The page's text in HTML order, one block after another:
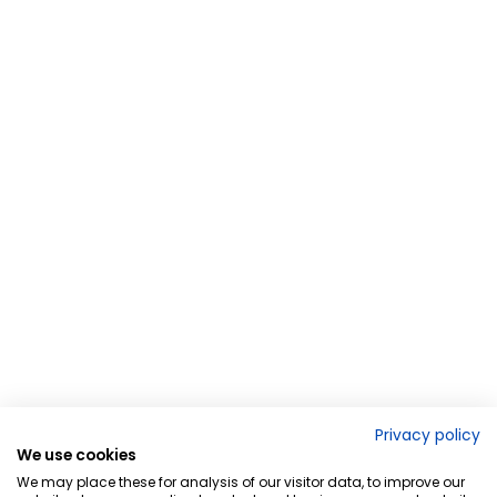
Privacy policy
We use cookies
We may place these for analysis of our visitor data, to improve our